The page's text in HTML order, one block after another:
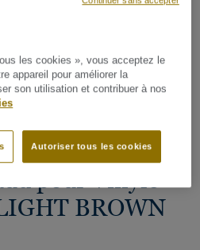
pour Vinyle -
BROWN
les cookies », vous acceptez le
appareil pour améliorer la
son utilisation et contribuer à nos
Autoriser tous les cookies